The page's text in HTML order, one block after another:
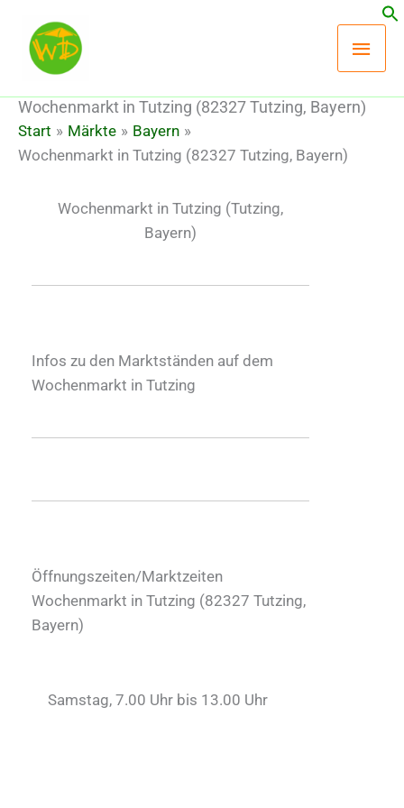
Inhalt
springen
Wochenmarkt in Tutzing (82327 Tutzing, Bayern)
Start Märkte
Bayern
Wochenmarkt in Tutzing (82327 Tutzing, Bayern)
Wochenmarkt in Tutzing (Tutzing,
Bayern)
Infos zu den Marktständen auf dem
Wochenmarkt in Tutzing
Öffnungszeiten/Marktzeiten
Wochenmarkt in Tutzing (82327 Tutzing,
Bayern)
Samstag, 7.00 Uhr bis 13.00 Uhr